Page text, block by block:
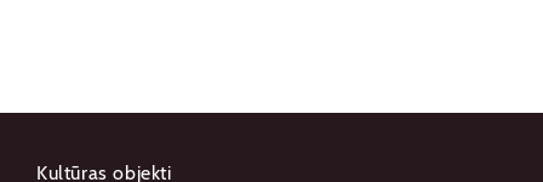
Kultūras objekti